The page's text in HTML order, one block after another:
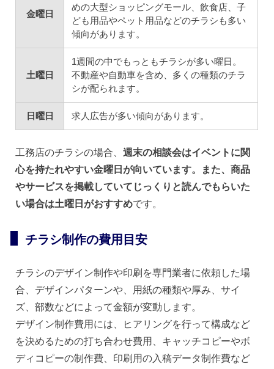
金曜日
めの大型ショッピングモール、飲食店、子
ども用品やペット用品などのチラシも多い
傾向があります。
土曜日
1週間の中でもっともチラシが多い曜日。
不動産や自動車を含め、多くの種類のチラ
シが配られます。
日曜日 求人広告が多い傾向があります。
工務店のチラシの場合、週末の相談会はイベントに関
心を持たれやすい金曜日が向いています。また、商品
やサービスを掲載していてじっくりと読んでもらいた
い場合は土曜日がおすすめです。
チラシ制作の費用目安
チラシのデザイン制作や印刷を専門業者に依頼した場
合、デザインパターンや、用紙の種類や厚み、サイ
ズ、部数などによって金額が変動します。
デザイン制作費用には、ヒアリングを行って構成など
を決めるための打ち合わせ費用、キャッチコピーやボ
ディコピーの制作費、印刷用の入稿データ制作費など